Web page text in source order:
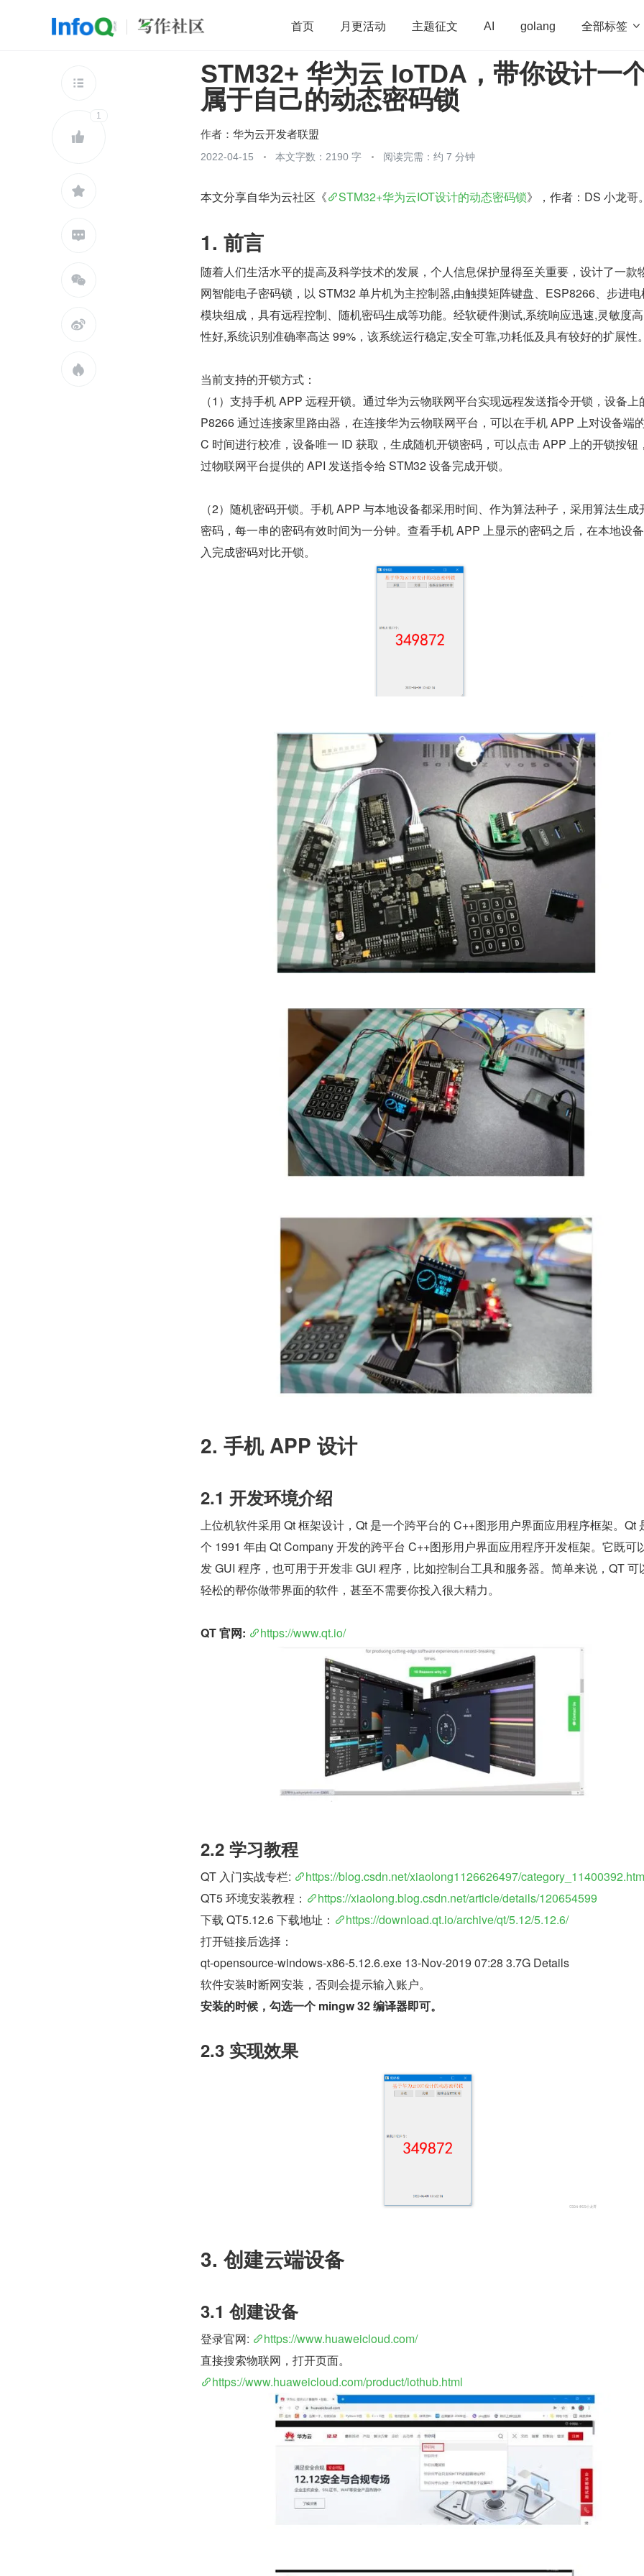
首页 月更活动 主题征文 AI golang 全部标签 
开源 架构 OpenHarmony 学习方法 Web3.0 高
团队管理 程序员 运维 深度思考
查看更多


1





STM32+ 华为云 IoTDA，带你设计一
属于自己的动态密码锁
作者： 华为云开发者联盟
2022-04-15 本文字数：2190 字 阅读完需：约 7 分钟
本文分享自华为云社区《 STM32+华为云IOT设计的动态密码锁》，作者：DS 小龙哥。
1. 前言
随着人们生活水平的提高及科学技术的发展，个人信息保护显得至关重要，设计了一款
网智能电子密码锁，以 STM32 单片机为主控制器,由触摸矩阵键盘、ESP8266、步进
模块组成，具有远程控制、随机密码生成等功能。经软硬件测试,系统响应迅速,灵敏度
性好,系统识别准确率高达 99%，该系统运行稳定,安全可靠,功耗低及具有较好的扩展性。
当前支持的开锁方式：
（1）支持手机 APP 远程开锁。通过华为云物联网平台实现远程发送指令开锁，设备上
P8266 通过连接家里路由器，在连接华为云物联网平台，可以在手机 APP 上对设备端
C 时间进行校准，设备唯一 ID 获取，生成随机开锁密码，可以点击 APP 上的开锁按钮
过物联网平台提供的 API 发送指令给 STM32 设备完成开锁。
（2）随机密码开锁。手机 APP 与本地设备都采用时间、作为算法种子，采用算法生成
密码，每一串的密码有效时间为一分钟。查看手机 APP 上显示的密码之后，在本地设
入完成密码对比开锁。
2. 手机 APP 设计
2.1 开发环境介绍
上位机软件采用 Qt 框架设计，Qt 是一个跨平台的 C++图形用户界面应用程序框架。Qt
个 1991 年由 Qt Company 开发的跨平台 C++图形用户界面应用程序开发框架。它既可
发 GUI 程序，也可用于开发非 GUI 程序，比如控制台工具和服务器。简单来说，QT 可
轻松的帮你做带界面的软件，甚至不需要你投入很大精力。
QT 官网: https://www.qt.io/
2.2 学习教程
QT 入门实战专栏:
https://blog.csdn.net/xiaolong1126626497/
QT5 环境安装教程：
https://xiaolong.blog.csdn.net/article/details/120654599
下载 QT5.12.6 下载地址：
https://download.qt.io/archive/qt/5.12/5.12.6/
打开链接后选择：
qt-opensource-windows-x86-5.12.6.exe 13-Nov-2019 07:28 3.7G Details
软件安装时断网安装，否则会提示输入账户。
安装的时候，勾选一个 mingw 32 编译器即可。
2.3 实现效果
3. 创建云端设备
3.1 创建设备
登录官网:
https://www.huaweicloud.com/
直接搜索物联网，打开页面。
https://www.huaweicloud.com/product/iothub.html